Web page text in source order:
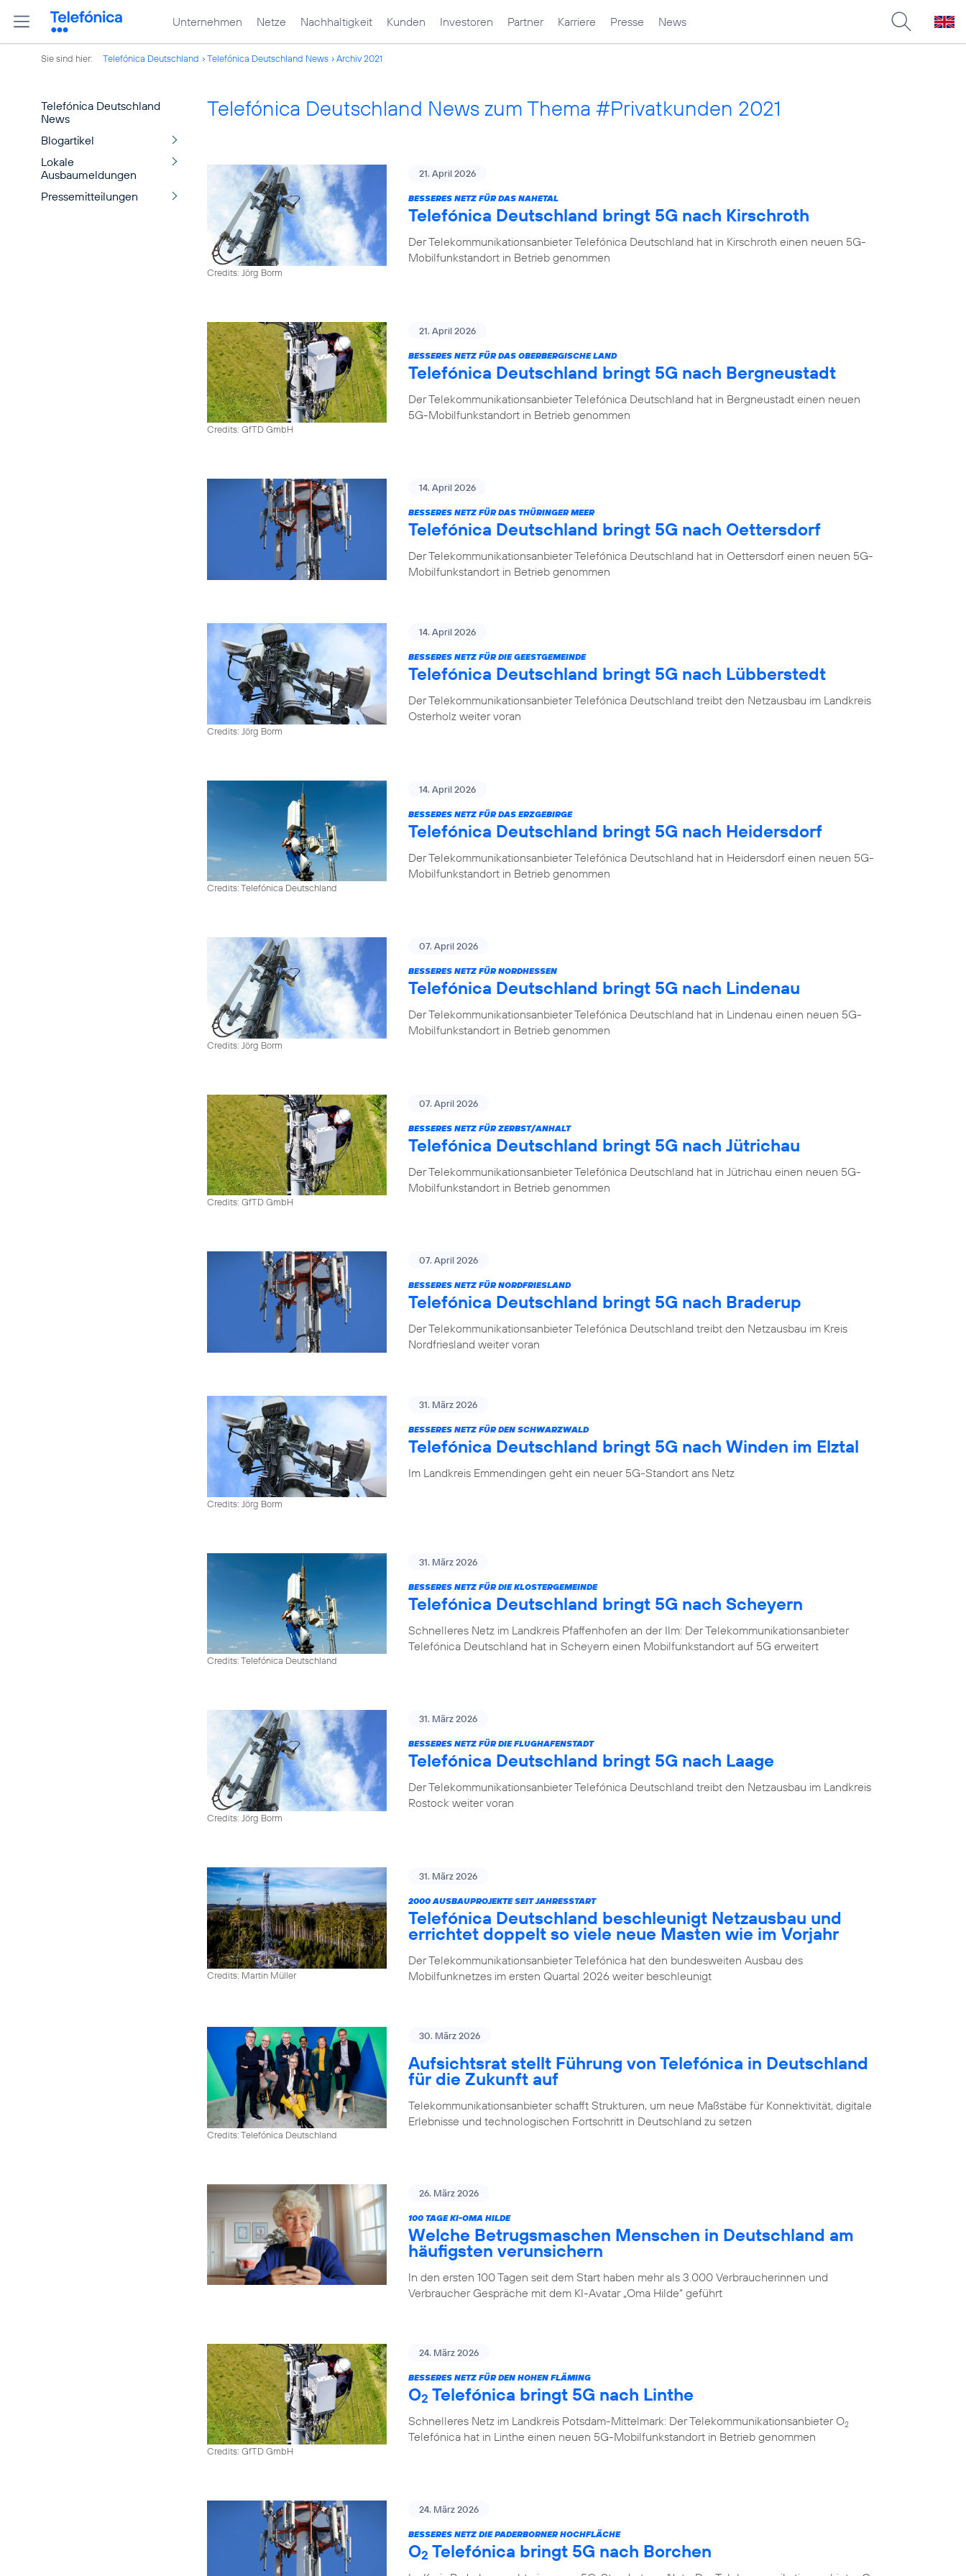
Unternehmen Netze Nachhaltigkeit Kunden Investoren Partner Karriere Presse News
Sie sind hier: Telefónica Deutschland Telefónica Deutschland News Archiv 2021
Telefónica Deutschland
News
Blogartikel
Lokale
Ausbaumeldungen
Pressemitteilungen
Telefónica Deutschland News zum Thema #Privatkunden 2021
Credits: Jörg Borm
21. April 2026
BESSERES NETZ FÜR DAS NAHETAL
Telefónica Deutschland bringt 5G nach Kirschroth
Der Telekommunikationsanbieter Telefónica Deutschland hat in Kirschroth einen neuen 5G-
Mobilfunkstandort in Betrieb genommen
Credits: GfTD GmbH
21. April 2026
BESSERES NETZ FÜR DAS OBERBERGISCHE LAND
Telefónica Deutschland bringt 5G nach Bergneustadt
Der Telekommunikationsanbieter Telefónica Deutschland hat in Bergneustadt einen neuen
5G-Mobilfunkstandort in Betrieb genommen
14. April 2026
BESSERES NETZ FÜR DAS THÜRINGER MEER
Telefónica Deutschland bringt 5G nach Oettersdorf
Der Telekommunikationsanbieter Telefónica Deutschland hat in Oettersdorf einen neuen 5G-
Mobilfunkstandort in Betrieb genommen
Credits: Jörg Borm
14. April 2026
BESSERES NETZ FÜR DIE GEESTGEMEINDE
Telefónica Deutschland bringt 5G nach Lübberstedt
Der Telekommunikationsanbieter Telefónica Deutschland treibt den Netzausbau im Landkreis
Osterholz weiter voran
Credits: Telefónica Deutschland
14. April 2026
BESSERES NETZ FÜR DAS ERZGEBIRGE
Telefónica Deutschland bringt 5G nach Heidersdorf
Der Telekommunikationsanbieter Telefónica Deutschland hat in Heidersdorf einen neuen 5G-
Mobilfunkstandort in Betrieb genommen
Credits: Jörg Borm
07. April 2026
BESSERES NETZ FÜR NORDHESSEN
Telefónica Deutschland bringt 5G nach Lindenau
Der Telekommunikationsanbieter Telefónica Deutschland hat in Lindenau einen neuen 5G-
Mobilfunkstandort in Betrieb genommen
Credits: GfTD GmbH
07. April 2026
BESSERES NETZ FÜR ZERBST/ANHALT
Telefónica Deutschland bringt 5G nach Jütrichau
Der Telekommunikationsanbieter Telefónica Deutschland hat in Jütrichau einen neuen 5G-
Mobilfunkstandort in Betrieb genommen
07. April 2026
BESSERES NETZ FÜR NORDFRIESLAND
Telefónica Deutschland bringt 5G nach Braderup
Der Telekommunikationsanbieter Telefónica Deutschland treibt den Netzausbau im Kreis
Nordfriesland weiter voran
Credits: Jörg Borm
31. März 2026
BESSERES NETZ FÜR DEN SCHWARZWALD
Telefónica Deutschland bringt 5G nach Winden im Elztal
Im Landkreis Emmendingen geht ein neuer 5G-Standort ans Netz
Credits: Telefónica Deutschland
31. März 2026
BESSERES NETZ FÜR DIE KLOSTERGEMEINDE
Telefónica Deutschland bringt 5G nach Scheyern
Schnelleres Netz im Landkreis Pfaffenhofen an der Ilm: Der Telekommunikationsanbieter
Telefónica Deutschland hat in Scheyern einen Mobilfunkstandort auf 5G erweitert
Credits: Jörg Borm
31. März 2026
BESSERES NETZ FÜR DIE FLUGHAFENSTADT
Telefónica Deutschland bringt 5G nach Laage
Der Telekommunikationsanbieter Telefónica Deutschland treibt den Netzausbau im Landkreis
Rostock weiter voran
Credits: Martin Müller
31. März 2026
2000 AUSBAUPROJEKTE SEIT JAHRESSTART
Telefónica Deutschland beschleunigt Netzausbau und
errichtet doppelt so viele neue Masten wie im Vorjahr
Der Telekommunikationsanbieter Telefónica hat den bundesweiten Ausbau des
Mobilfunknetzes im ersten Quartal 2026 weiter beschleunigt
Credits: Telefónica Deutschland
30. März 2026
Aufsichtsrat stellt Führung von Telefónica in Deutschland
für die Zukunft auf
Telekommunikationsanbieter schafft Strukturen, um neue Maßstäbe für Konnektivität, digitale
Erlebnisse und technologischen Fortschritt in Deutschland zu setzen
26. März 2026
100 TAGE KI-OMA HILDE
Welche Betrugsmaschen Menschen in Deutschland am
häufigsten verunsichern
In den ersten 100 Tagen seit dem Start haben mehr als 3.000 Verbraucherinnen und
Verbraucher Gespräche mit dem KI-Avatar „Oma Hilde“ geführt
Credits: GfTD GmbH
24. März 2026
BESSERES NETZ FÜR DEN HOHEN FLÄMING
O2 Telefónica bringt 5G nach Linthe
Schnelleres Netz im Landkreis Potsdam-Mittelmark: Der Telekommunikationsanbieter O2
Telefónica hat in Linthe einen neuen 5G-Mobilfunkstandort in Betrieb genommen
24. März 2026
BESSERES NETZ DIE PADERBORNER HOCHFLÄCHE
O2 Telefónica bringt 5G nach Borchen